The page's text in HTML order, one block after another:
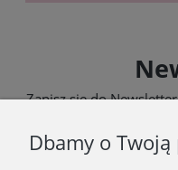
Zapisz się do
Dbamy o